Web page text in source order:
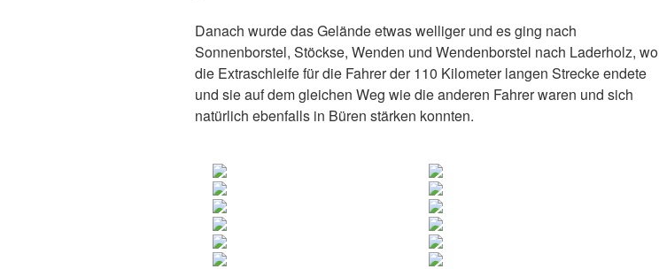
Danach wurde das Gelände etwas welliger und es ging nach
Sonnenborstel, Stöckse, Wenden und Wendenborstel nach Laderholz, wo
die Extraschleife für die Fahrer der 110 Kilometer langen Strecke endete
und sie auf dem gleichen Weg wie die anderen Fahrer waren und sich
natürlich ebenfalls in Büren stärken konnten.